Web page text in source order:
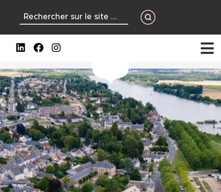
principal